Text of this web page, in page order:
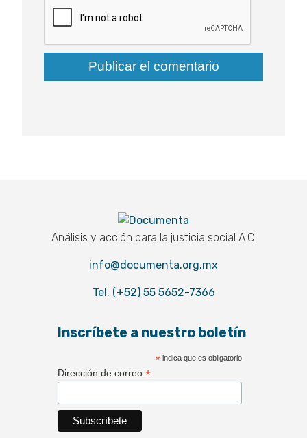
Documenta
Análisis y acción para la justicia social A.C.
info@documenta.org.mx
Tel. (+52) 55 5652-7366
Inscríbete a nuestro boletín
*indica que es obligatorio
Dirección de correo *